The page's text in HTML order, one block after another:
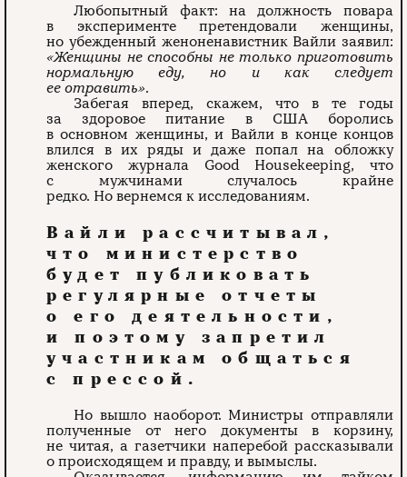
Любопытный факт: на должность повара
в эксперименте претендовали женщины,
но убежденный женоненавистник Вайли заявил:
«Женщины не способны не только приготовить
нормальную еду, но и как следует
ее отравить».
Забегая вперед, скажем, что в те годы
за здоровое питание в США боролись
в основном женщины, и Вайли в конце концов
влился в их ряды и даже попал на обложку
женского журнала Good Housekeeping, что
с мужчинами случалось крайне
редко. Но вернемся к исследованиям.
Вайли рассчитывал,
что министерство
будет публиковать
регулярные отчеты
о его деятельности,
и поэтому запретил
участникам общаться
с прессой.
Но вышло наоборот. Министры отправляли
полученные от него документы в корзину,
не читая, а газетчики наперебой рассказывали
о происходящем и правду, и вымыслы.